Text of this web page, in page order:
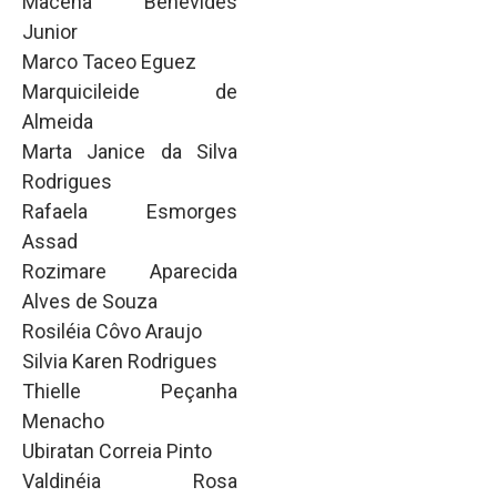
Junior
Marco Taceo Eguez
Marquicileide de
Almeida
Marta Janice da Silva
Rodrigues
Rafaela Esmorges
Assad
Rozimare Aparecida
Alves de Souza
Rosiléia Côvo Araujo
Silvia Karen Rodrigues
Thielle Peçanha
Menacho
Ubiratan Correia Pinto
Valdinéia Rosa